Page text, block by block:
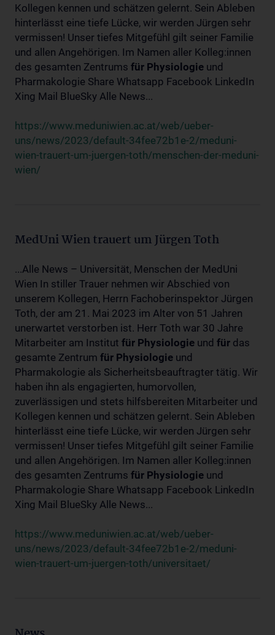
Kollegen kennen und schätzen gelernt. Sein Ableben
hinterlässt eine tiefe Lücke, wir werden Jürgen sehr
vermissen! Unser tiefes Mitgefühl gilt seiner Familie
und allen Angehörigen. Im Namen aller Kolleg:innen
des gesamten Zentrums für Physiologie und
Pharmakologie Share Whatsapp Facebook LinkedIn
Xing Mail BlueSky Alle News...
https://www.meduniwien.ac.at/web/ueber-
uns/news/2023/default-34fee72b1e-2/meduni-
wien-trauert-um-juergen-toth/menschen-der-meduni-
wien/
MedUni Wien trauert um Jürgen Toth
...Alle News – Universität, Menschen der MedUni
Wien In stiller Trauer nehmen wir Abschied von
unserem Kollegen, Herrn Fachoberinspektor Jürgen
Toth, der am 21. Mai 2023 im Alter von 51 Jahren
unerwartet verstorben ist. Herr Toth war 30 Jahre
Mitarbeiter am Institut für Physiologie und für das
gesamte Zentrum für Physiologie und
Pharmakologie als Sicherheitsbeauftragter tätig. Wir
haben ihn als engagierten, humorvollen,
zuverlässigen und stets hilfsbereiten Mitarbeiter und
Kollegen kennen und schätzen gelernt. Sein Ableben
hinterlässt eine tiefe Lücke, wir werden Jürgen sehr
vermissen! Unser tiefes Mitgefühl gilt seiner Familie
und allen Angehörigen. Im Namen aller Kolleg:innen
des gesamten Zentrums für Physiologie und
Pharmakologie Share Whatsapp Facebook LinkedIn
Xing Mail BlueSky Alle News...
https://www.meduniwien.ac.at/web/ueber-
uns/news/2023/default-34fee72b1e-2/meduni-
wien-trauert-um-juergen-toth/universitaet/